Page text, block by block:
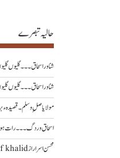
حالیہ تبصرے
شناور اسحاق ۔۔۔ گلیوں
شناور اسحاق ۔۔۔ گلیوں
مولا یا صلِ وسلم ۔قصیدہ
اسحاق وردگ ۔۔۔ رات
محسن اسرارازkhalid